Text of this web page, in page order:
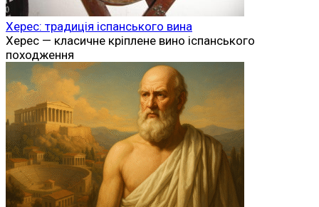
Херес: традиція іспанського вина
Херес — класичне кріплене вино іспанського
походження